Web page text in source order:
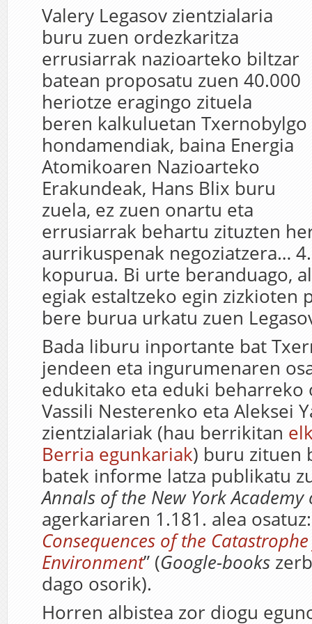
Valery Legasov zientzialaria
buru zuen ordezkaritza
errusiarrak nazioarteko biltzar
batean proposatu zuen 40.000
heriotze eragingo zituela
beren kalkuluetan Txernobylgo
hondamendiak, baina Energia
Atomikoaren Nazioarteko
Erakundeak, Hans Blix buru
zuela, ez zuen onartu eta
errusiarrak behartu zituzten
aurrikuspenak negoziatzera…
kopurua. Bi urte beranduago,
egiak estaltzeko egin zizkioten
bere burua urkatu zuen
Bada liburu inportante bat
jendeen eta ingurumenaren
edukitako eta eduki beharreko
Vassili Nesterenko eta Aleksei
zientzialariak (hau berrikitan
Berria egunkariak) buru zituen
batek informe latza publikatu
Annals of the New York Academy
agerkariaren 1.181. alea osatuz:
Consequences of the
Environment” (Google-books
dago osorik).
Horren albistea zor diogu